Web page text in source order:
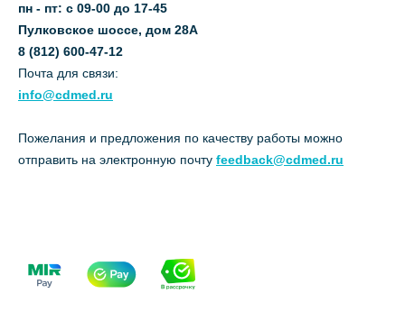
пн - пт: с 09-00 до 17-45
Пулковское шоссе, дом 28А
8 (812) 600-47-12
Почта для связи:
info@cdmed.ru
Пожелания и предложения по качеству работы можно
отправить на электронную почту feedback@cdmed.ru